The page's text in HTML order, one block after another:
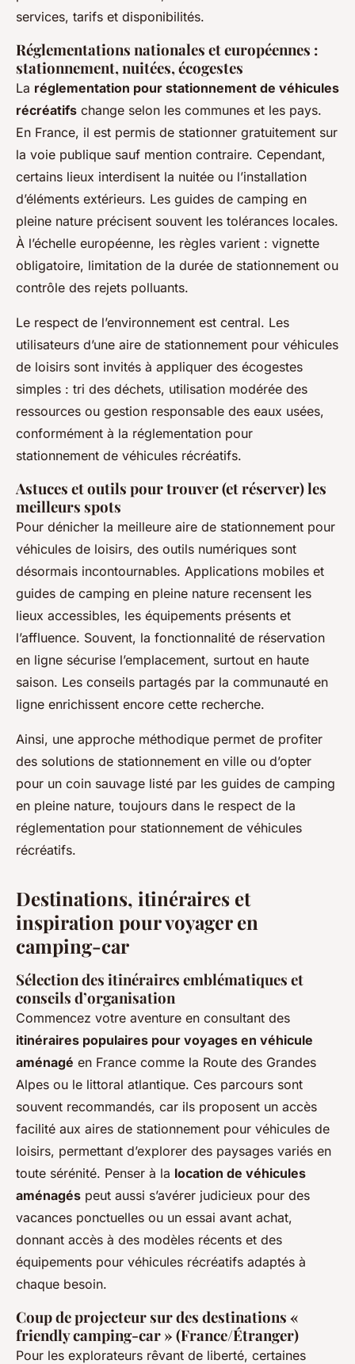
services, tarifs et disponibilités.
Réglementations nationales et européennes :
stationnement, nuitées, écogestes
La réglementation pour stationnement de véhicules
récréatifs change selon les communes et les pays.
En France, il est permis de stationner gratuitement sur
la voie publique sauf mention contraire. Cependant,
certains lieux interdisent la nuitée ou l’installation
d’éléments extérieurs. Les guides de camping en
pleine nature précisent souvent les tolérances locales.
À l’échelle européenne, les règles varient : vignette
obligatoire, limitation de la durée de stationnement ou
contrôle des rejets polluants.
Le respect de l’environnement est central. Les
utilisateurs d’une aire de stationnement pour véhicules
de loisirs sont invités à appliquer des écogestes
simples : tri des déchets, utilisation modérée des
ressources ou gestion responsable des eaux usées,
conformément à la réglementation pour
stationnement de véhicules récréatifs.
Astuces et outils pour trouver (et réserver) les
meilleurs spots
Pour dénicher la meilleure aire de stationnement pour
véhicules de loisirs, des outils numériques sont
désormais incontournables. Applications mobiles et
guides de camping en pleine nature recensent les
lieux accessibles, les équipements présents et
l’affluence. Souvent, la fonctionnalité de réservation
en ligne sécurise l’emplacement, surtout en haute
saison. Les conseils partagés par la communauté en
ligne enrichissent encore cette recherche.
Ainsi, une approche méthodique permet de profiter
des solutions de stationnement en ville ou d’opter
pour un coin sauvage listé par les guides de camping
en pleine nature, toujours dans le respect de la
réglementation pour stationnement de véhicules
récréatifs.
Destinations, itinéraires et
inspiration pour voyager en
camping-car
Sélection des itinéraires emblématiques et
conseils d’organisation
Commencez votre aventure en consultant des
itinéraires populaires pour voyages en véhicule
aménagé en France comme la Route des Grandes
Alpes ou le littoral atlantique. Ces parcours sont
souvent recommandés, car ils proposent un accès
facilité aux aires de stationnement pour véhicules de
loisirs, permettant d’explorer des paysages variés en
toute sérénité. Penser à la location de véhicules
aménagés peut aussi s’avérer judicieux pour des
vacances ponctuelles ou un essai avant achat,
donnant accès à des modèles récents et des
équipements pour véhicules récréatifs adaptés à
chaque besoin.
Coup de projecteur sur des destinations «
friendly camping-car » (France/Étranger)
Pour les explorateurs rêvant de liberté, certaines